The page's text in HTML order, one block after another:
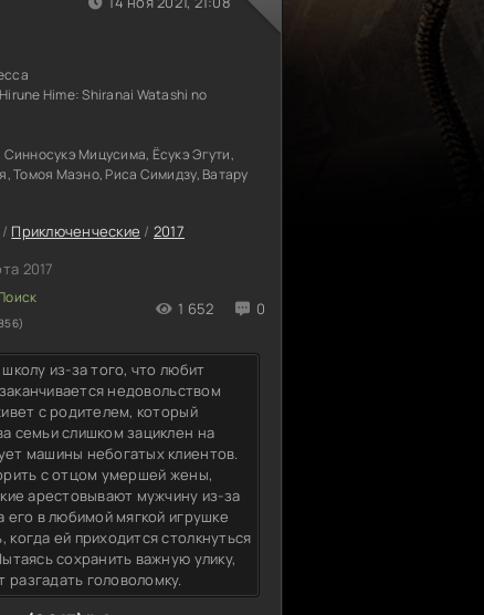
Hirune Hime: Shiranai Watashi no
Синносукэ Мицусима, Ёсукэ Эгути,
Томоя Маэно, Риса Симидзу, Ватару
/ Приключенческие / 2017
2017
1 652 0
из-за того, что любит
недовольством
с родителем, который
семьи слишком зациклен на
машины небогатых клиентов.
с отцом умершей жены,
арестовывают мужчину из-за
его в любимой мягкой игрушке
ей приходится столкнуться
сохранить важную улику,
головоломку.